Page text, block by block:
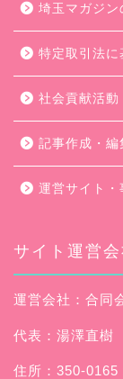
埼玉マガジン
特定取引法に
社会貢献活動
記事作成・
運営サイト・
サイト運営会
運営会社：合同
代表：湯澤直樹
住所：350-0165